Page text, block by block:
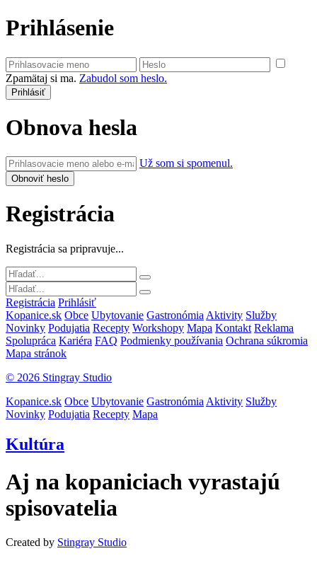
Prihlásenie
Zpamätaj si ma. Zabudol som heslo.
Obnova hesla
Už som si spomenul.
Registrácia
Registrácia sa pripravuje...
Registrácia Prihlásiť
Kopanice.sk Obce Ubytovanie Gastronómia Aktivity Služby
Novinky Podujatia Recepty Workshopy Mapa Kontakt Reklama
Spolupráca Kariéra FAQ Podmienky používania Ochrana súkromia
Mapa stránok
© 2026 Stingray Studio
Kopanice.sk Obce Ubytovanie Gastronómia Aktivity Služby
Novinky Podujatia Recepty Mapa
Kultúra
Aj na kopaniciach vyrastajú
spisovatelia
Created by Stingray Studio